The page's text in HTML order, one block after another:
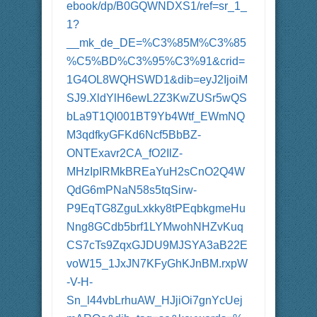
ebook/dp/B0GQWNDXS1/ref=sr_1_
1?
__mk_de_DE=%C3%85M%C3%85
%C5%BD%C3%95%C3%91&crid=
1G4OL8WQHSWD1&dib=eyJ2IjoiM
SJ9.XldYlH6ewL2Z3KwZUSr5wQS
bLa9T1QI001BT9Yb4Wtf_EWmNQ
M3qdfkyGFKd6Ncf5BbBZ-
ONTExavr2CA_fO2IlZ-
MHzIpIRMkBREaYuH2sCnO2Q4W
QdG6mPNaN58s5tqSirw-
P9EqTG8ZguLxkky8tPEqbkgmeHu
Nng8GCdb5brf1LYMwohNHZvKuq
CS7cTs9ZqxGJDU9MJSYA3aB22E
voW15_1JxJN7KFyGhKJnBM.rxpW
-V-H-
Sn_l44vbLrhuAW_HJjiOi7gnYcUej